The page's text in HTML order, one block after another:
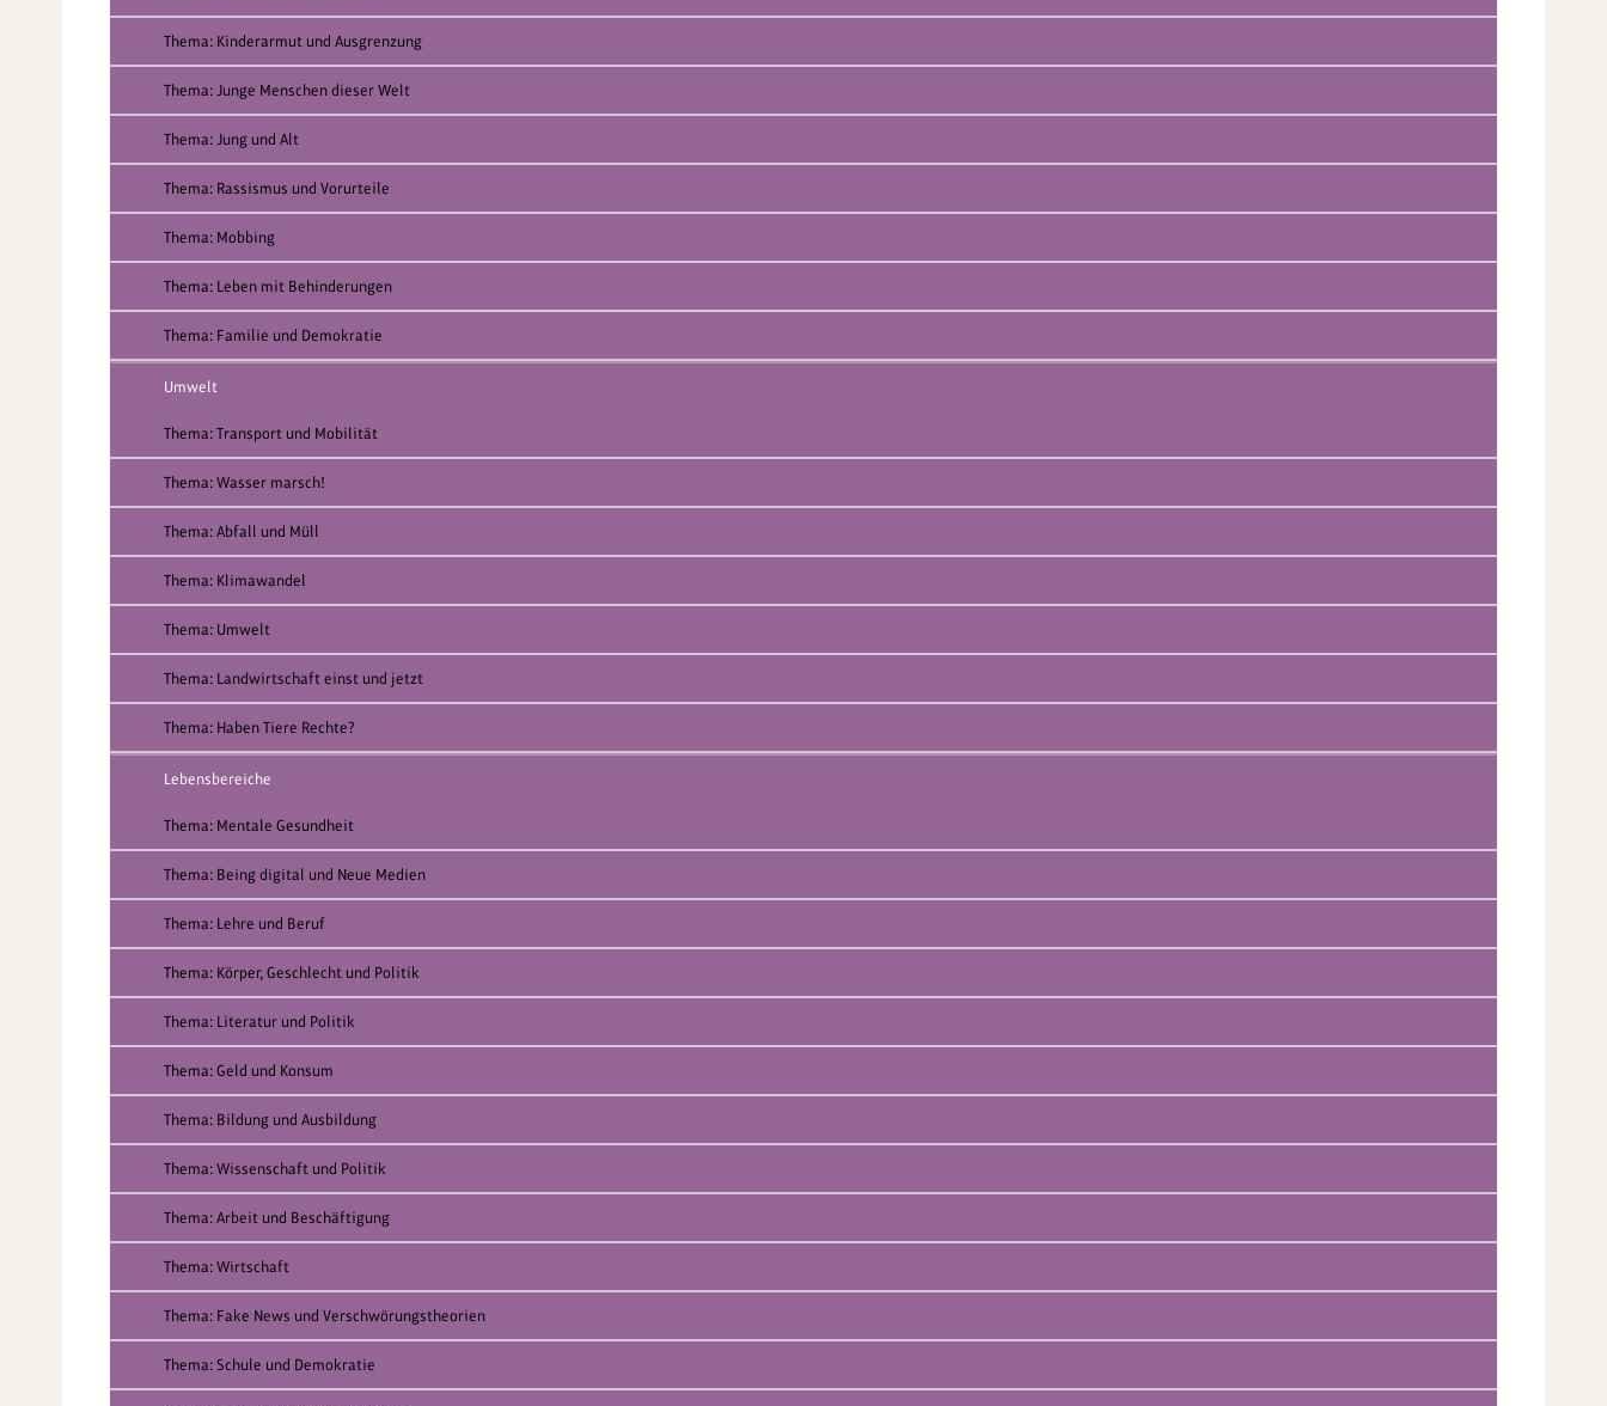
Thema: Kinderarmut und Ausgrenzung
Thema: Junge Menschen dieser Welt
Thema: Jung und Alt
Thema: Rassismus und Vorurteile
Thema: Mobbing
Thema: Leben mit Behinderungen
Thema: Familie und Demokratie
Umwelt
Thema: Transport und Mobilität
Thema: Wasser marsch!
Thema: Abfall und Müll
Thema: Klimawandel
Thema: Umwelt
Thema: Landwirtschaft einst und jetzt
Thema: Haben Tiere Rechte?
Lebensbereiche
Thema: Mentale Gesundheit
Thema: Being digital und Neue Medien
Thema: Lehre und Beruf
Thema: Körper, Geschlecht und Politik
Thema: Literatur und Politik
Thema: Geld und Konsum
Thema: Bildung und Ausbildung
Thema: Wissenschaft und Politik
Thema: Arbeit und Beschäftigung
Thema: Wirtschaft
Thema: Fake News und Verschwörungstheorien
Thema: Schule und Demokratie